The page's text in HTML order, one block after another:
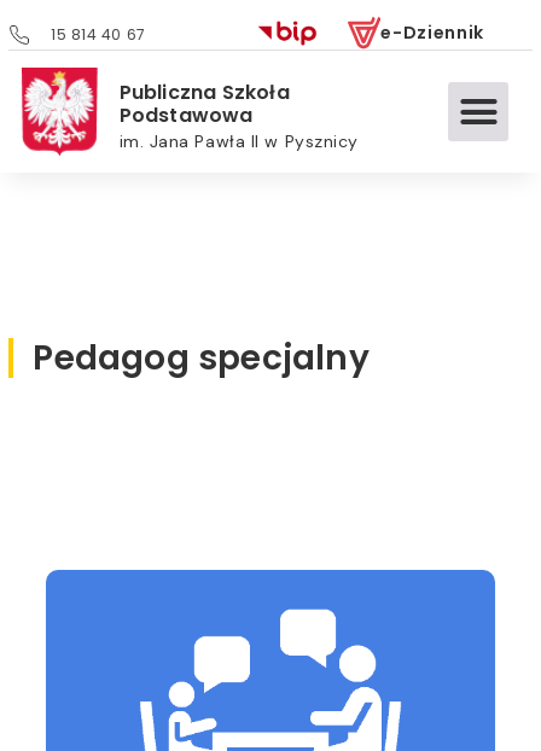
15 814 40 67 e-Dziennik
Publiczna Szkoła
Podstawowa
im. Jana Pawła II w Pysznicy
Pedagog specjalny